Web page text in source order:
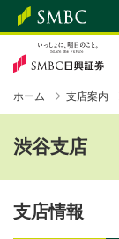
ホーム 支店案内
渋谷支店
支店情報